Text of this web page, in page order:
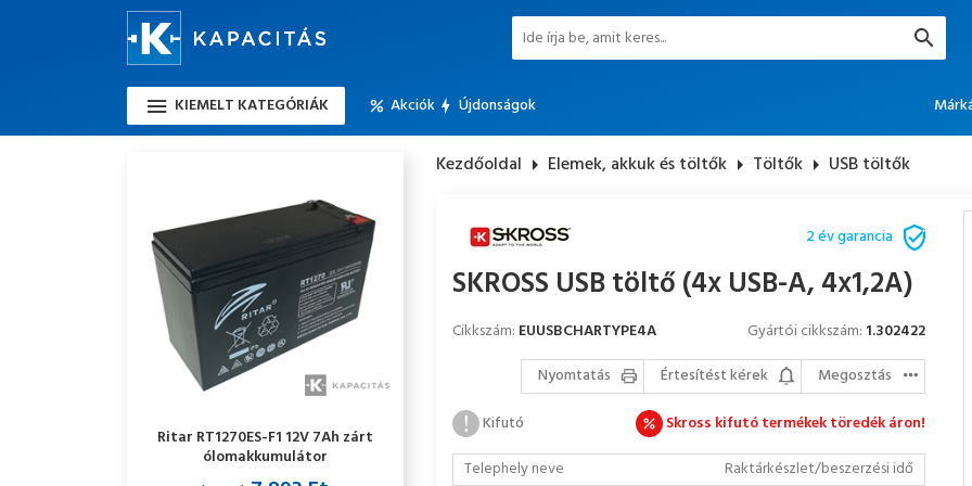
KIEMELT KATEGÓRIÁK Akciók Újdonságok
Ritar RT1270ES-F1 12V 7Ah zárt
ólomakkumulátor
Kezdőoldal arrow_right Elemek, akkuk és töltők arrow_right Töltők arrow_right USB töltők
2 év garancia
SKROSS USB töltő (4x USB-A, 4x1,2A)
Cikkszám: EUUSBCHARTYPE4A Gyártói cikkszám: 1.302422
Nyomtatás
Értesítést kérek
Megosztás
Kifutó
Skross kifutó termékek töredék áron!
Telephely neve
Raktárkészlet/beszerzési idő